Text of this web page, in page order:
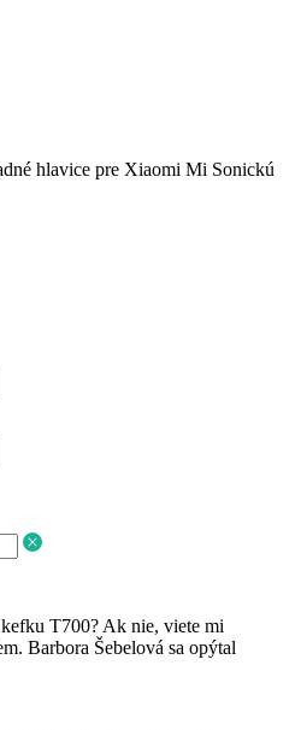
hlavice pre Xiaomi Mi Sonickú
T700? Ak nie, viete mi
Barbora Šebelová sa opýtal